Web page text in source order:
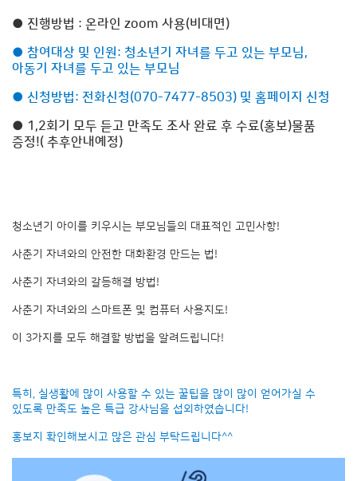
● 진행방법 : 온라인 zoom 사용(비대면)
● 참여대상 및 인원: 청소년기 자녀를 두고 있는 부모님,
아동기 자녀를 두고 있는 부모님
● 신청방법: 전화신청(070-7477-8503) 및 홈페이지 신청
● 1,2회기 모두 듣고 만족도 조사 완료 후 수료(홍보)물품
증정!( 추후안내예정)
청소년기 아이를 키우시는 부모님들의 대표적인 고민사항!
사춘기 자녀와의 안전한 대화환경 만드는 법!
사춘기 자녀와의 갈등해결 방법!
사춘기 자녀와의 스마트폰 및 컴퓨터 사용지도!
이 3가지를 모두 해결할 방법을 알려드립니다!
특히, 실생활에 많이 사용할 수 있는 꿀팁을 많이 많이 얻어가실 수
있도록 만족도 높은 특급 강사님을 섭외하였습니다!
홍보지 확인해보시고 많은 관심 부탁드립니다^^